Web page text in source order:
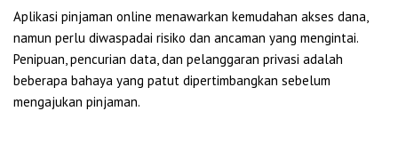
Aplikasi pinjaman online menawarkan kemudahan akses dana,
namun perlu diwaspadai risiko dan ancaman yang mengintai.
Penipuan, pencurian data, dan pelanggaran privasi adalah
beberapa bahaya yang patut dipertimbangkan sebelum
mengajukan pinjaman.